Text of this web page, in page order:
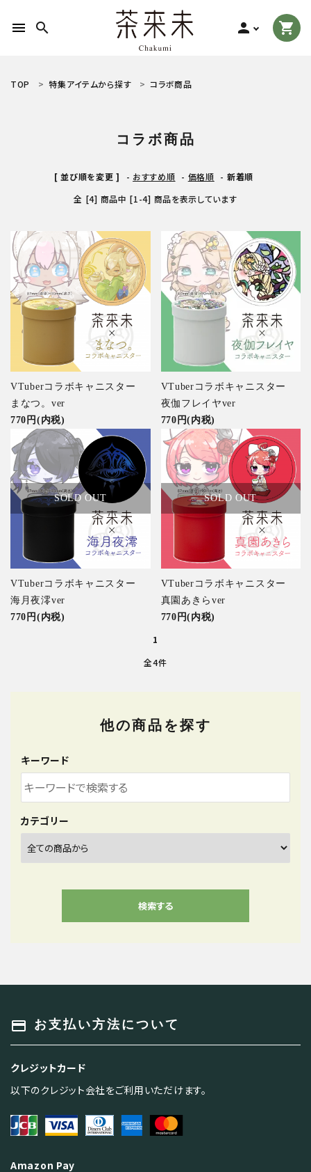
menu search person shopping_cart
search
ログイン person 新規会員登録
食品から探す
ティーグッズから探す
特集アイテムから探す
ガイドライン
TOP 特集アイテムから探す コラボ商品
コラボ商品
[ 並び順を変更 ] - おすすめ順 - 価格順 - 新着順
全 [4] 商品中 [1-4] 商品を表示しています
VTuberコラボキャニスター
まなつ。ver
770円(内税)
VTuberコラボキャニスター
夜伽フレイヤver
770円(内税)
SOLD OUT
VTuberコラボキャニスター
海月夜澪ver
770円(内税)
SOLD OUT
VTuberコラボキャニスター
真園あきらver
770円(内税)
1
全4件
他の商品を探す
キーワード
カテゴリー
検索する
キーワード
payment お支払い方法について
クレジットカード
以下のクレジット会社をご利用いただけます。
Amazon Pay